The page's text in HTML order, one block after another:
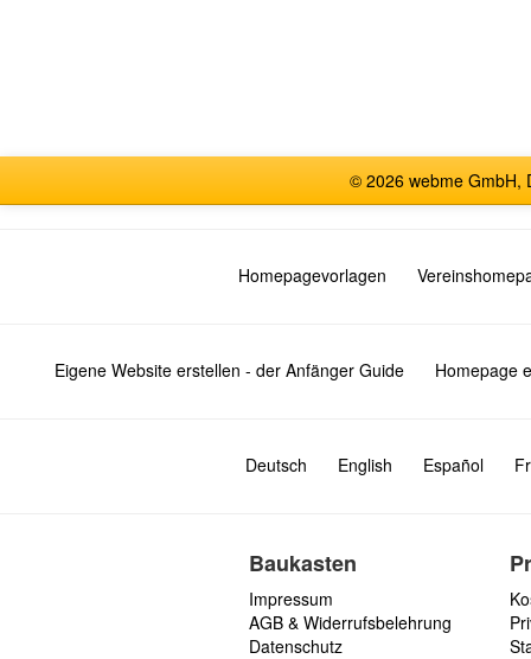
© 2026 webme GmbH,
Homepagevorlagen
Eigene Website erstellen - der Anfänger Guide Homepage
Deutsch English Español
Baukasten
Impressum
AGB & Widerrufsbelehrung
Datenschutz